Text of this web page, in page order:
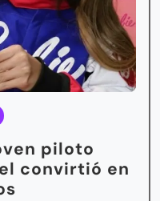
piloto
convirtió en